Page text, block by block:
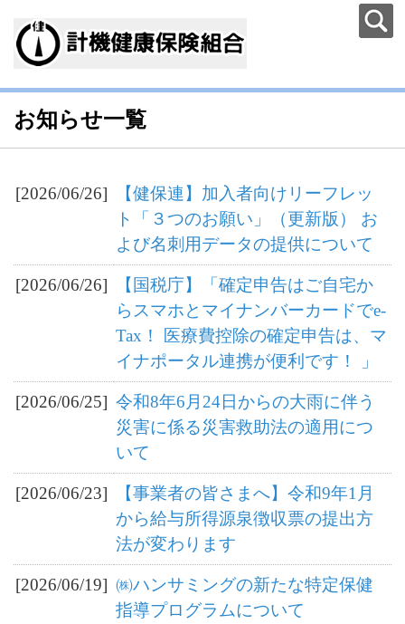
お知らせ一覧
[2026/06/26]
【健保連】加入者向けリーフレッ
ト「３つのお願い」（更新版） お
よび名刺用データの提供について
[2026/06/26]
【国税庁】「確定申告はご自宅か
らスマホとマイナンバーカードでe-
Tax！ 医療費控除の確定申告は、マ
イナポータル連携が便利です！ 」
[2026/06/25] 令和8年6月24日からの大雨に伴う
災害に係る災害救助法の適用につ
いて
[2026/06/23]
【事業者の皆さまへ】令和9年1月
から給与所得源泉徴収票の提出方
法が変わります
[2026/06/19] ㈱ハンサミングの新たな特定保健
指導プログラムについて